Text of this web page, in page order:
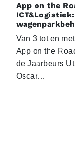
App on the
Van 3 tot en
App on the
de Jaarbeurs
Oscar…